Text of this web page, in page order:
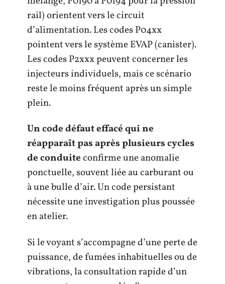
rail) orientent vers le circuit
d’alimentation. Les codes P04xx
pointent vers le système EVAP (canister).
Les codes P2xxx peuvent concerner les
injecteurs individuels, mais ce scénario
reste le moins fréquent après un simple
plein.
Un code défaut effacé qui ne
réapparaît pas après plusieurs cycles
de conduiteconfirme une anomalie
ponctuelle, souvent liée au carburant ou
à une bulle d’air. Un code persistant
nécessite une investigation plus poussée
en atelier.
Si le voyant s’accompagne d’une perte de
puissance, de fumées inhabituelles ou de
vibrations, la consultation rapide d’un